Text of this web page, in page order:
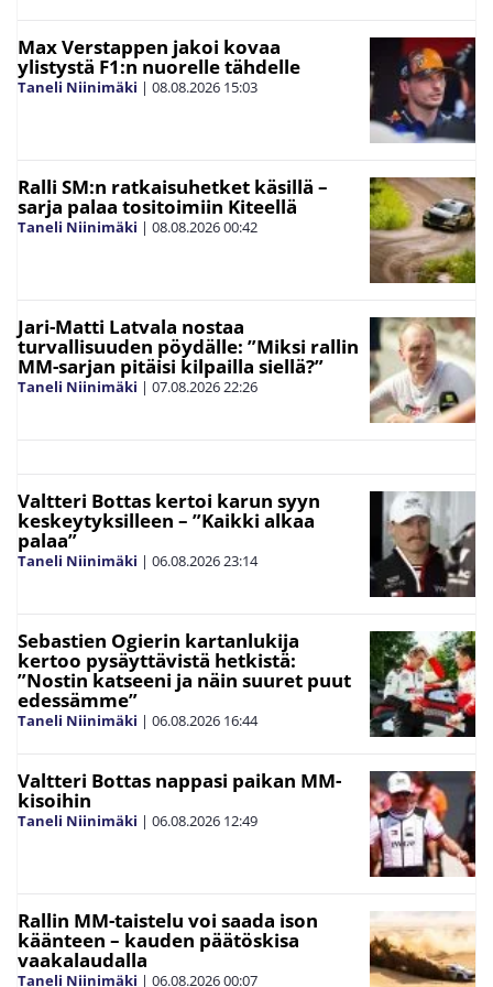
Max Verstappen jakoi kovaa
ylistystä F1:n nuorelle tähdelle
Taneli Niinimäki | 08.08.2026 15:03
Ralli SM:n ratkaisuhetket käsillä –
sarja palaa tositoimiin Kiteellä
Taneli Niinimäki | 08.08.202600:42
Jari-Matti Latvala nostaa
turvallisuuden pöydälle: ”Miksi rallin
MM-sarjan pitäisi kilpailla siellä?”
Taneli Niinimäki | 07.08.202622:26
Valtteri Bottas kertoi karun syyn
keskeytyksilleen – ”Kaikki alkaa
palaa”
Taneli Niinimäki | 06.08.202623:14
Sebastien Ogierin kartanlukija
kertoo pysäyttävistä hetkistä:
”Nostin katseeni ja näin suuret puut
edessämme”
Taneli Niinimäki | 06.08.2026 16:44
Valtteri Bottas nappasi paikan MM-
kisoihin
Taneli Niinimäki | 06.08.2026 12:49
Rallin MM-taistelu voi saada ison
käänteen – kauden päätöskisa
vaakalaudalla
Taneli Niinimäki | 06.08.202600:07